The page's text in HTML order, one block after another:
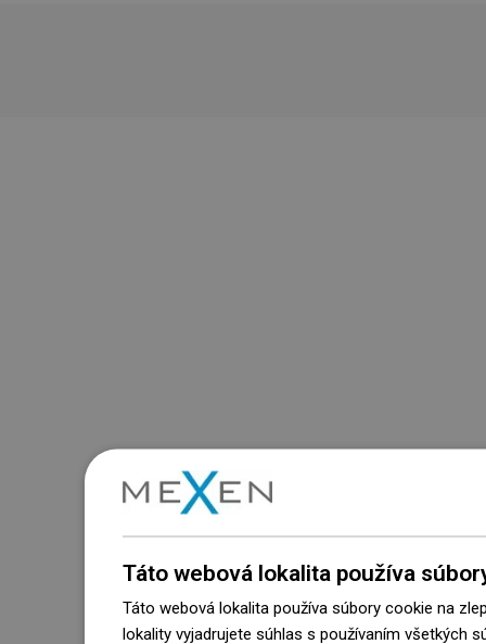
Táto webová lokalita používa
Táto webová lokalita používa súbory cookie na
lokality vyjadrujete súhlas s používaním všetkých